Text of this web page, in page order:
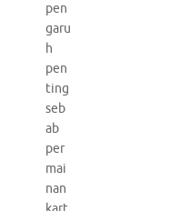
pen
garu
h
pen
ting
seb
ab
per
mai
nan